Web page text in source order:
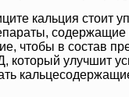
кальция стоит
содержащие
чтобы в состав
который улучшит